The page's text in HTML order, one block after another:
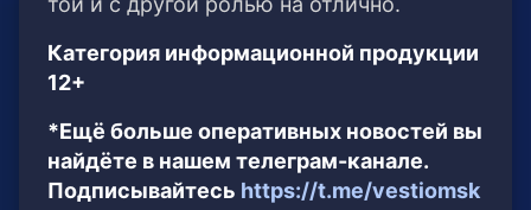
Категория информационной продукции
12+
*Ещё больше оперативных новостей вы
найдёте в нашем телеграм-канале.
Подписывайтесь https://t.me/vestiomsk